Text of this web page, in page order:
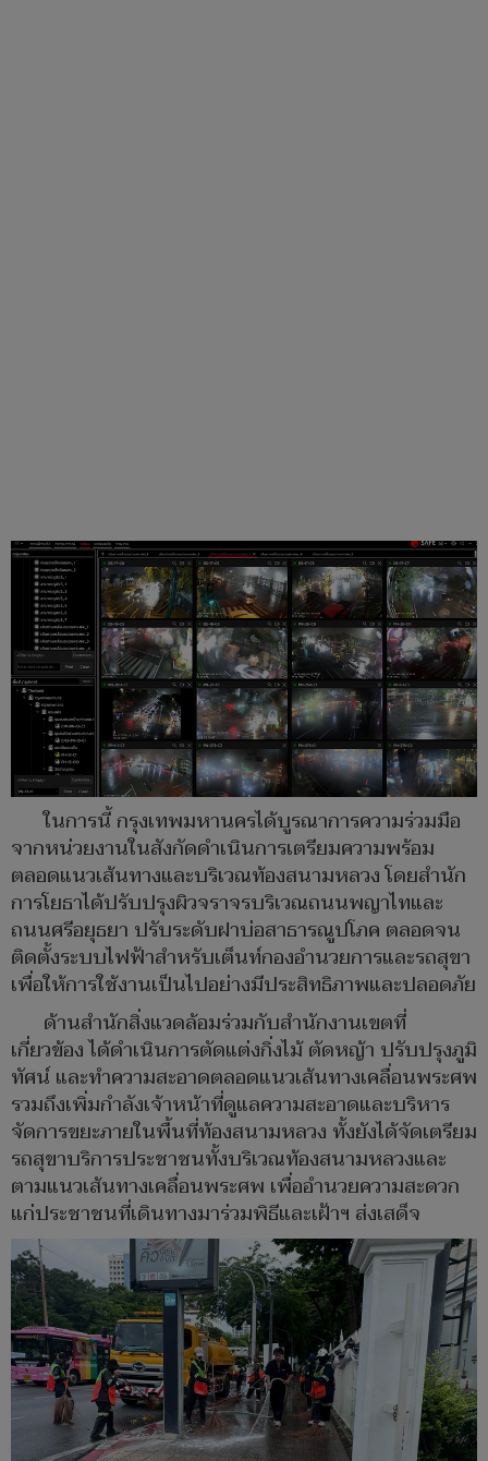
ในการนี้ กรุงเทพมหานครได้บูรณาการความร่วมมือ
จากหน่วยงานในสังกัดดำเนินการเตรียมความพร้อม
ตลอดแนวเส้นทางและบริเวณท้องสนามหลวง โดยสำนัก
การโยธาได้ปรับปรุงผิวจราจรบริเวณถนนพญาไทและ
ถนนศรีอยุธยา ปรับระดับฝาบ่อสาธารณูปโภค ตลอดจน
ติดตั้งระบบไฟฟ้าสำหรับเต็นท์กองอำนวยการและรถสุขา
เพื่อให้การใช้งานเป็นไปอย่างมีประสิทธิภาพและปลอดภัย
ด้านสำนักสิ่งแวดล้อมร่วมกับสำนักงานเขตที่
เกี่ยวข้อง ได้ดำเนินการตัดแต่งกิ่งไม้ ตัดหญ้า ปรับปรุงภูมิ
ทัศน์ และทำความสะอาดตลอดแนวเส้นทางเคลื่อนพระศพ
รวมถึงเพิ่มกำลังเจ้าหน้าที่ดูแลความสะอาดและบริหาร
จัดการขยะภายในพื้นที่ท้องสนามหลวง ทั้งยังได้จัดเตรียม
รถสุขาบริการประชาชนทั้งบริเวณท้องสนามหลวงและ
ตามแนวเส้นทางเคลื่อนพระศพ เพื่ออำนวยความสะดวก
แก่ประชาชนที่เดินทางมาร่วมพิธีและเฝ้าฯ ส่งเสด็จ